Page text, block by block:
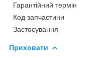
Гарантійний термін
Код запчастини
Застосування
Приховати